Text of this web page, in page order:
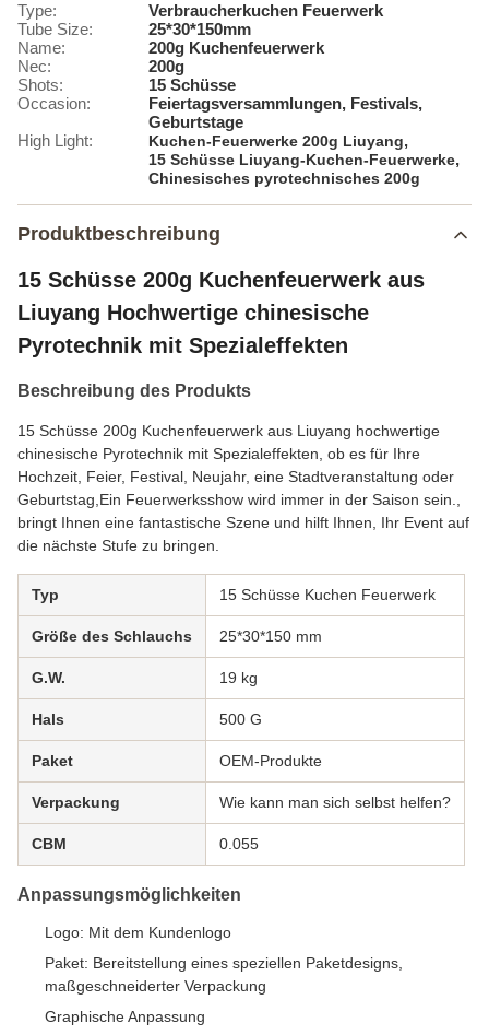
Type:
Verbraucherkuchen Feuerwerk
Tube Size:
25*30*150mm
Name:
200g Kuchenfeuerwerk
Nec:
200g
Shots:
15 Schüsse
Occasion:
Feiertagsversammlungen, Festivals,
Geburtstage
High Light:
Kuchen-Feuerwerke 200g Liuyang,
15 Schüsse Liuyang-Kuchen-Feuerwerke,
Chinesisches pyrotechnisches 200g
Produktbeschreibung
15 Schüsse 200g Kuchenfeuerwerk aus
Liuyang Hochwertige chinesische
Pyrotechnik mit Spezialeffekten
Beschreibung des Produkts
15 Schüsse 200g Kuchenfeuerwerk aus Liuyang hochwertige
chinesische Pyrotechnik mit Spezialeffekten, ob es für Ihre
Hochzeit, Feier, Festival, Neujahr, eine Stadtveranstaltung oder
Geburtstag,Ein Feuerwerksshow wird immer in der Saison sein.,
bringt Ihnen eine fantastische Szene und hilft Ihnen, Ihr Event auf
die nächste Stufe zu bringen.
Typ 15 Schüsse Kuchen Feuerwerk
Größe des Schlauchs 25*30*150 mm
G.W. 19 kg
Hals 500 G
Paket OEM-Produkte
Verpackung Wie kann man sich selbst helfen?
CBM 0.055
Anpassungsmöglichkeiten
Logo: Mit dem Kundenlogo
Paket: Bereitstellung eines speziellen Paketdesigns,
maßgeschneiderter Verpackung
Graphische Anpassung